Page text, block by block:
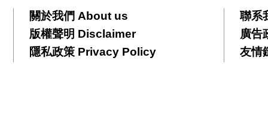
關於我們 About us
版權聲明 Disclaimer
隱私政策 Privacy Policy
聯系
廣告
友情